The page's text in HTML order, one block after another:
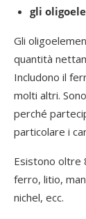
gli
Gli
quantità
Includono il
molti altri.
perché
particolare i
Esistono oltre
ferro, litio,
nichel, ecc.